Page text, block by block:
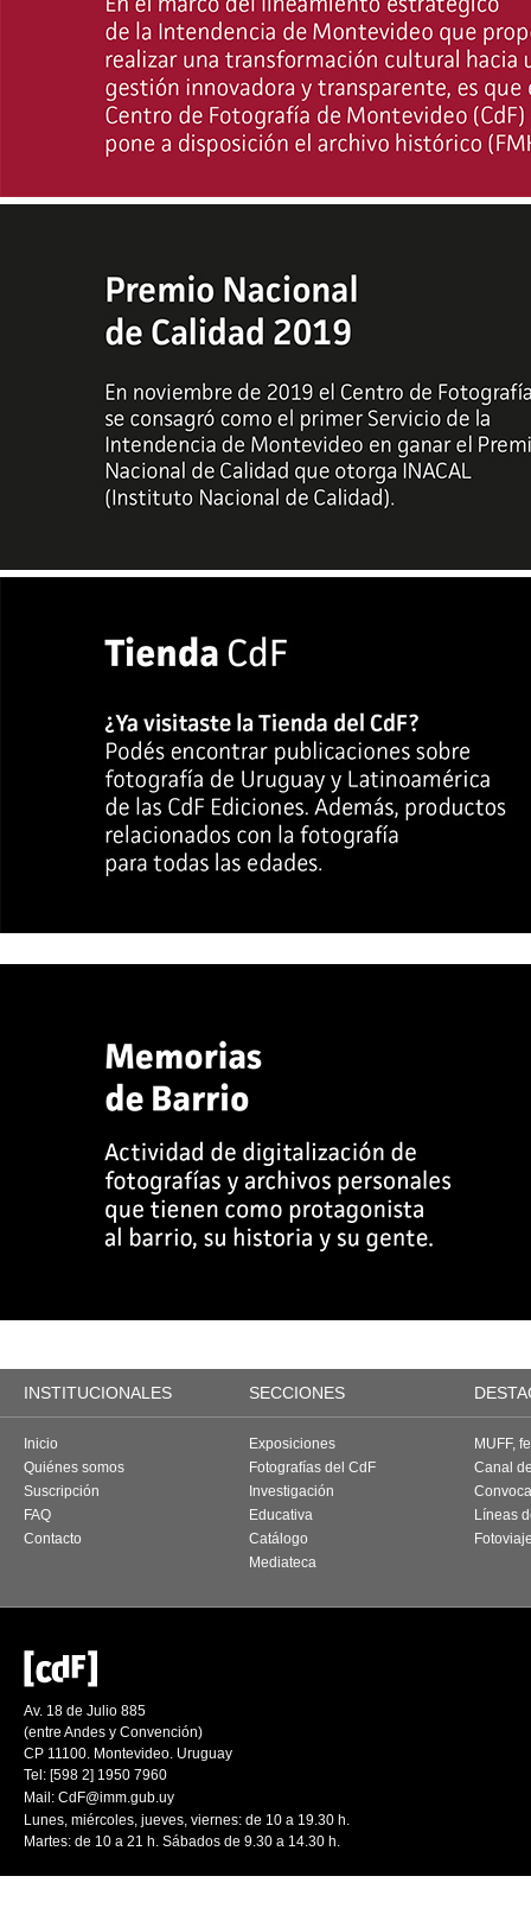
INSTITUCIONALES SECCIONES
Inicio
Quiénes somos
Suscripción
FAQ
Contacto
Exposiciones
Fotografías del CdF
Investigación
Educativa
Catálogo
Mediateca
MUFF,
Canal
Líneas
Av. 18 de Julio 885
(entre Andes y Convención)
CP 11100. Montevideo. Uruguay
Tel: [598 2] 1950 7960
Mail: CdF@imm.gub.uy
Lunes, miércoles, jueves, viernes: de 10 a 19.30 h.
Martes: de 10 a 21 h. Sábados de 9.30 a 14.30 h.